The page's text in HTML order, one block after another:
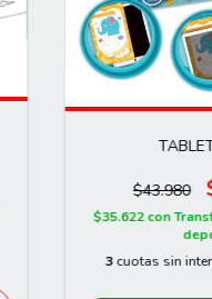
$43.980
$35.622con
3cuotas sin